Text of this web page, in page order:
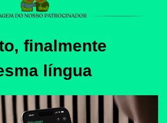
finalmente
língua